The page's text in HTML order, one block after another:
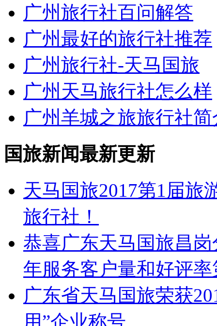
广州旅行社百问解答
广州最好的旅行社推荐
广州旅行社-天马国旅
广州天马旅行社怎么样
广州羊城之旅旅行社简
国旅新闻最新更新
天马国旅2017第1届旅
旅行社！
恭喜广东天马国旅昌
年服务客户量和好评率
广东省天马国旅荣获
用”企业称号